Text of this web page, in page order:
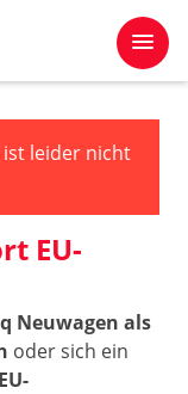
ist leider nicht
EU-
Neuwagen als
oder sich ein